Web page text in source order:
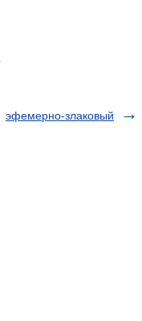
эфемерно-злаковый